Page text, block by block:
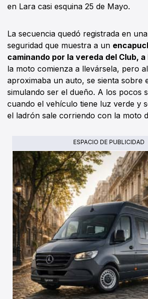
en Lara casi esquina 25 de Mayo.
La secuencia quedó registrada en
seguridad que muestra a un
caminando por la vereda del Club, a
la moto comienza a llevársela, pero
aproximaba un auto, se sienta sobre
simulando ser el dueño. A los pocos
cuando el vehículo tiene luz verde y
el ladrón sale corriendo con la moto
ESPACIO DE PUBLICIDAD